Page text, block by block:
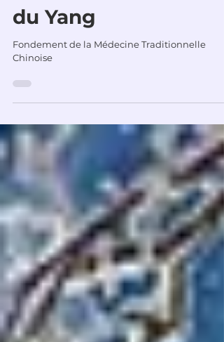
Francois Vautrelle
16 oct. 2024
La Théorie du Yin et
du Yang
Chinoise